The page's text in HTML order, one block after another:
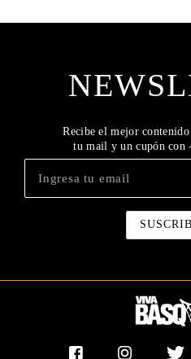
Recibe el mejor
tu mail y un cupón con